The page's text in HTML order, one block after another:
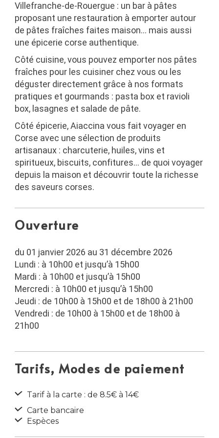
Villefranche-de-Rouergue : un bar à pâtes
proposant une restauration à emporter autour
de pâtes fraîches faites maison… mais aussi
une épicerie corse authentique.
Côté cuisine, vous pouvez emporter nos pâtes
fraîches pour les cuisiner chez vous ou les
déguster directement grâce à nos formats
pratiques et gourmands : pasta box et ravioli
box, lasagnes et salade de pâte.
Côté épicerie, Aiaccina vous fait voyager en
Corse avec une sélection de produits
artisanaux : charcuterie, huiles, vins et
spiritueux, biscuits, confitures… de quoi voyager
depuis la maison et découvrir toute la richesse
des saveurs corses.
Ouverture
du 01 janvier 2026 au 31 décembre 2026
Lundi : à 10h00 et jusqu’à 15h00
Mardi : à 10h00 et jusqu’à 15h00
Mercredi : à 10h00 et jusqu’à 15h00
Jeudi : de 10h00 à 15h00 et de 18h00 à 21h00
Vendredi : de 10h00 à 15h00 et de 18h00 à
21h00
Tarifs, Modes de paiement
Tarif à la carte : de 8.5€ à 14€
Carte bancaire
Espèces